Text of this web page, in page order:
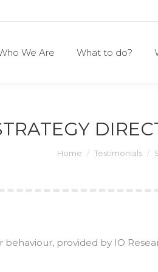
We Are What to do?
You are here:
Home Testimonials
provided by IO
We Are What to do?